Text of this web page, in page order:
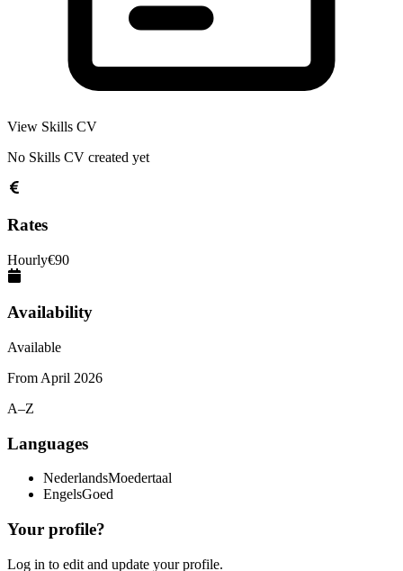
View Skills CV
No Skills CV created yet
Rates
Hourly€90
Availability
Available
From April 2026
A–Z
Languages
NederlandsMoedertaal
EngelsGoed
Your profile?
Log in to edit and update your profile.